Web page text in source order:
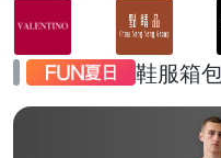
鞋服箱